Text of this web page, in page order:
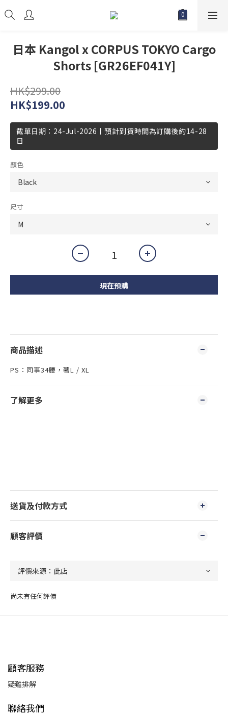
日本 Kangol x CORPUS TOKYO Cargo
Shorts [GR26EF041Y]
HK$299.00
HK$199.00
截單日期：24-Jul-2026丨預計到貨時間為訂購後約14-28
日
顏色
尺寸
現在預購
商品描述
PS：同事34腰，著L / XL
了解更多
送貨及付款方式
顧客評價
尚未有任何評價
顧客服務
疑難排解
聯絡我們